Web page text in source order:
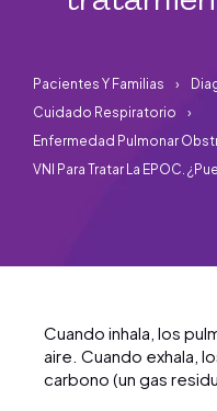
Pacientes Y Familias
Cuidado Respiratorio
Enfermedad Pulmonar
VNI Para Tratar La EPOC.
Cuando inhala, los
aire. Cuando exhala,
carbono (un gas